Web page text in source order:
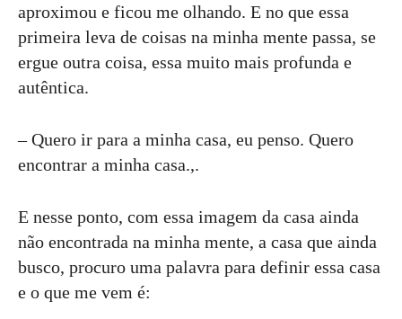
aproximou e ficou me olhando. E no que essa
primeira leva de coisas na minha mente passa, se
ergue outra coisa, essa muito mais profunda e
autêntica.
– Quero ir para a minha casa, eu penso. Quero
encontrar a minha casa.,.
E nesse ponto, com essa imagem da casa ainda
não encontrada na minha mente, a casa que ainda
busco, procuro uma palavra para definir essa casa
e o que me vem é: